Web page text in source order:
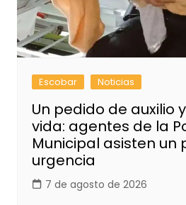
Escobar Noticias
Un pedido de auxilio
vida: agentes de la
Municipal asisten un
urgencia
7 de agosto de 2026